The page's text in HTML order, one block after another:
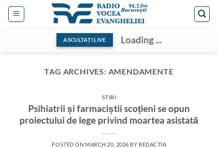
Skip
ASCULTAȚI LIVE Loading ...
TAG ARCHIVES: AMENDAMENTE
STIRI
Psihiatrii și farmaciștii scoțieni se opun
proiectului de lege privind moartea asistată
POSTED ON MARCH 20, 2026 BY REDACTIA